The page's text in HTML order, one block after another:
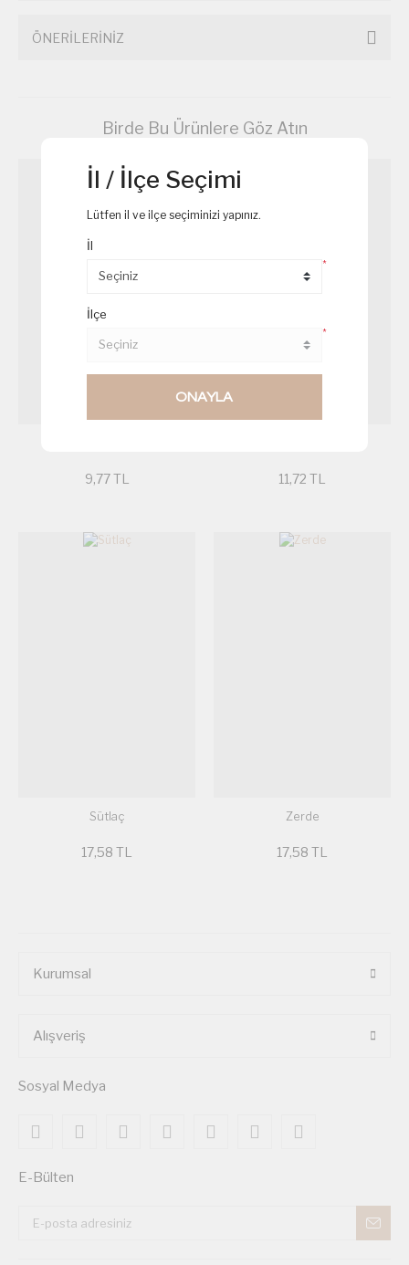
ÖNERİLERİNİZ
Birde Bu Ürünlere Göz Atın
9,77 TL 11,72 TL
Sütlaç
17,58 TL
Zerde
17,58 TL
Kurumsal
Alışveriş
Sosyal Medya
E-Bülten
İl / İlçe Seçimi
Lütfen il ve ilçe seçiminizi yapınız.
İl
*
İlçe
*
ONAYLA